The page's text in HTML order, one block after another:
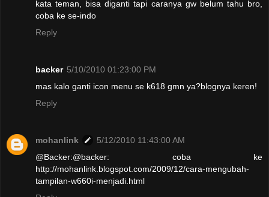
kata teman, bisa diganti tapi caranya gw belum tahu bro,
coba ke se-indo
Reply
backer 5/10/2010 01:23:00 PM
mas kalo ganti icon menu se k618 gmn ya?blognya keren!
Reply
mohanlink
5/12/2010 11:43:00 AM
@Backer:@backer: coba ke
http://mohanlink.blogspot.com/2009/12/cara-mengubah-
tampilan-w660i-menjadi.html